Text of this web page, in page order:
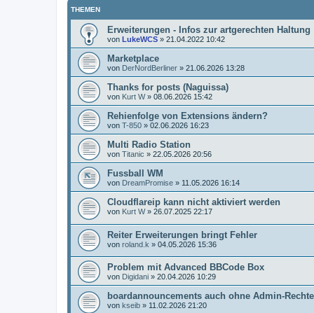
THEMEN
Erweiterungen - Infos zur artgerechten Haltung
von LukeWCS » 21.04.2022 10:42
Marketplace
von DerNordBerliner » 21.06.2026 13:28
Thanks for posts (Naguissa)
von Kurt W» 08.06.2026 15:42
Rehienfolge von Extensions ändern?
von T-850 » 02.06.2026 16:23
Multi Radio Station
von Titanic » 22.05.2026 20:56
Fussball WM
von DreamPromise » 11.05.2026 16:14
Cloudflareip kann nicht aktiviert werden
von Kurt W» 26.07.2025 22:17
Reiter Erweiterungen bringt Fehler
von roland.k » 04.05.2026 15:36
Problem mit Advanced BBCode Box
von Digidani » 20.04.2026 10:29
boardannouncements auch ohne Admin-
von kseib » 11.02.2026 21:20